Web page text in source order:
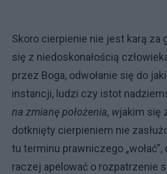
Skoro cierpienie nie jest karą za
się z niedoskona­łością
przez Boga, odwołanie się do
instancji, ludzi czy istot
na zmianę położenia, wjakim się
dotknięty cierpieniem nie
tu terminu prawniczego „wołać”,
raczej apelować o rozpatrzenie